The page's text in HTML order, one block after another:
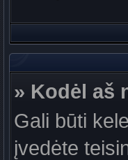
» Kodėl aš
Gali būti
įvedėte